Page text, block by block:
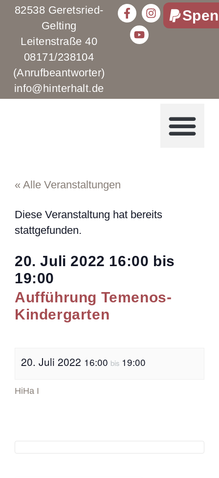
82538 Geretsried-
Gelting
Leitenstraße 40
08171/238104
(Anrufbeantworter)
info@hinterhalt.de
« Alle Veranstaltungen
Diese Veranstaltung hat bereits
stattgefunden.
20. Juli 2022 16:00 bis
19:00
Aufführung Temenos-
Kindergarten
20. Juli 2022 16:00 bis 19:00
HiHa I